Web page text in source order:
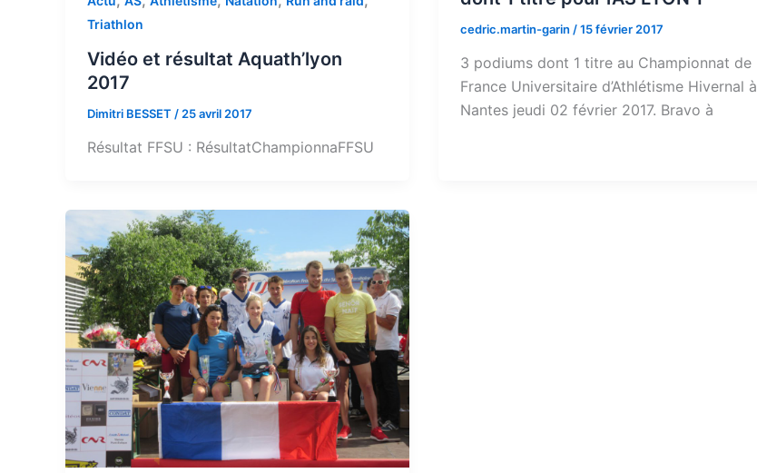
Triathlon
Vidéo et résultat Aquath’lyon
2017
Dimitri BESSET / 25 avril 2017
Résultat FFSU : RésultatChampionnaFFSU
cedric.martin-garin /15 février 2017
3 podiums dont 1 titre au Championnat de
France Universitaire d’Athlétisme Hivernal à
Nantes jeudi 02 février 2017. Bravo à